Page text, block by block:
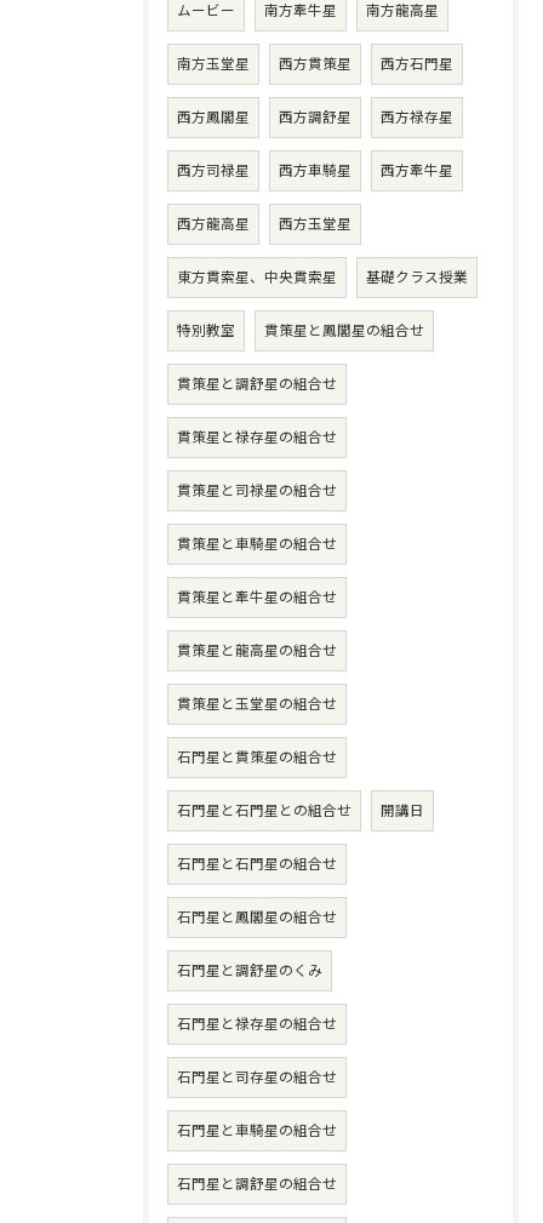
ムービー 南方牽牛星 南方龍高星
南方玉堂星 西方貫策星 西方石門星
西方鳳閣星 西方調舒星 西方禄存星
西方司禄星 西方車騎星 西方牽牛星
西方龍高星 西方玉堂星
東方貫索星、中央貫索星 基礎クラス授業
特別教室 貫策星と鳳閣星の組合せ
貫策星と調舒星の組合せ
貫策星と禄存星の組合せ
貫策星と司禄星の組合せ
貫策星と車騎星の組合せ
貫策星と牽牛星の組合せ
貫策星と龍高星の組合せ
貫策星と玉堂星の組合せ
石門星と貫策星の組合せ
石門星と石門星との組合せ 開講日
石門星と石門星の組合せ
石門星と鳳閣星の組合せ
石門星と調舒星のくみ
石門星と禄存星の組合せ
石門星と司存星の組合せ
石門星と車騎星の組合せ
石門星と調舒星の組合せ